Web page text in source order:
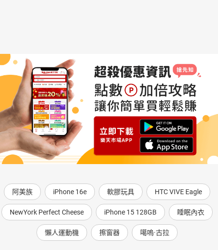
阿美族 iPhone 16e 軟膠玩具 HTC VIVE Eagle
NewYork Perfect Cheese iPhone 15 128GB 睡眠內衣
懶人運動機 擦窗器 噶嗚·古拉